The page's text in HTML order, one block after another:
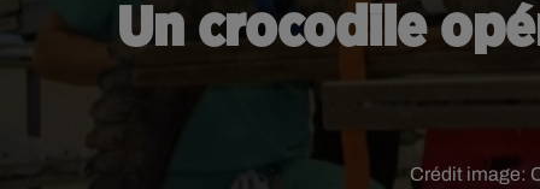
Un crocodile
Crédit image: